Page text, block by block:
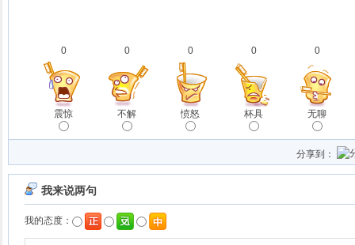
0
震惊
0
不解
0
愤怒
0
杯具
0
无聊
分享到：